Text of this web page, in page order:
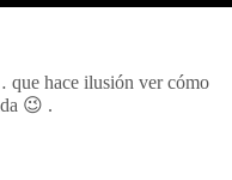
que hace ilusión ver cómo
😉 .